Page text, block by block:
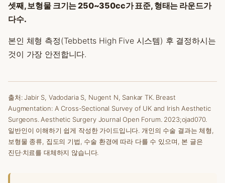
셋째, 보형물 크기는 250~350cc가 표준, 형태는 라운드가
다수.
본인 체형 측정(Tebbetts High Five 시스템) 후 결정하시는
것이 가장 안전합니다.
출처: Jabir S, Vadodaria S, Nugent N, Sankar TK. Breast
Augmentation: A Cross-Sectional Survey of UK and Irish Aesthetic
Surgeons. Aesthetic Surgery Journal Open Forum. 2023;ojad070.
일반인이 이해하기 쉽게 작성한 가이드입니다. 개인의 수술 결과는 체형,
보형물 종류, 집도의 기법, 수술 환경에 따라 다를 수 있으며, 본 글은
진단·치료를 대체하지 않습니다.